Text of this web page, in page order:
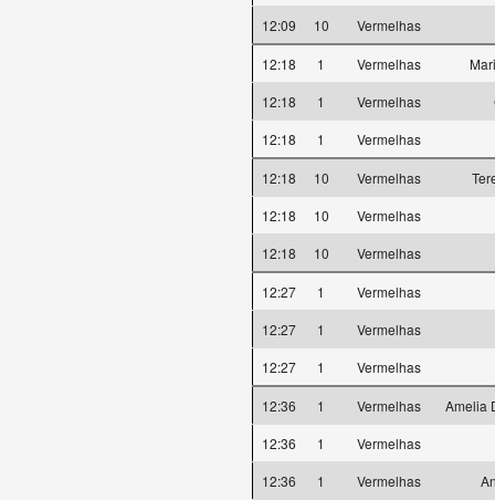
12:09
10 Vermelhas
12:18 1 Vermelhas
12:18
1 Vermelhas
12:18
1 Vermelhas
12:18 10 Vermelhas
12:18
10
Vermelhas
12:18
10 Vermelhas
12:27 1
Vermelhas
12:27
1
Vermelhas
12:27
1 Vermelhas
12:36 1 Vermelhas
Amelia
12:36
1
Vermelhas
12:36
1 Vermelhas